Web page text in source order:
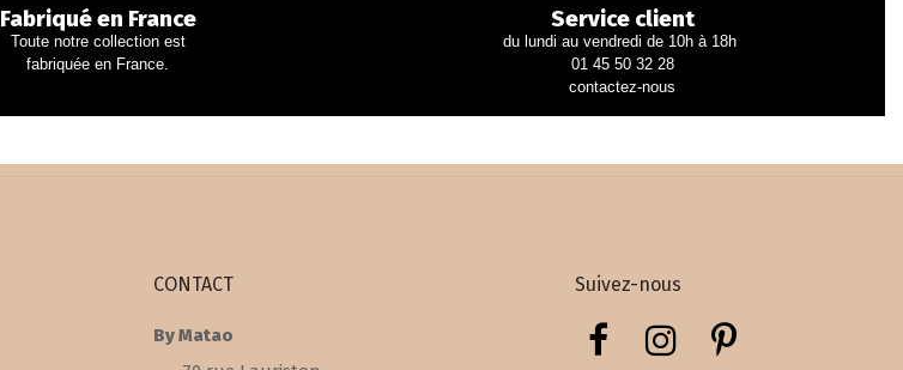
Fabriqué en France
Toute notre collection est
fabriquée en France.
Service client
du lundi au vendredi de 10h à 18h
01 45 50 32 28
contactez-nous
CONTACT
By Matao
Suivez-nous